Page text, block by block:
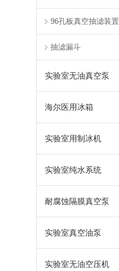
96孔板真空抽滤装置
抽滤漏斗
实验室无油真空泵
海尔医用冰箱
实验室用制冰机
实验室纯水系统
耐腐蚀隔膜真空泵
实验室真空油泵
实验室无油空压机